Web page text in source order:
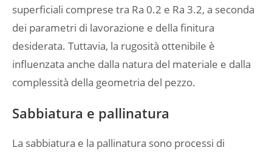
superficiali comprese tra Ra 0.2 e Ra 3.2, a seconda
dei parametri di lavorazione e della finitura
desiderata. Tuttavia, la rugosità ottenibile è
influenzata anche dalla natura del materiale e dalla
complessità della geometria del pezzo.
Sabbiatura e pallinatura
La sabbiatura e la pallinatura sono processi di